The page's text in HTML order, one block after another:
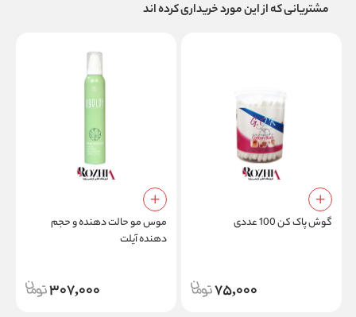
مشتریانی که از این مورد خریداری کرده اند
گوش پاک کن 100 عددی
75,000
موس مو حالت دهنده و حجم
دهنده آیلت
307,000